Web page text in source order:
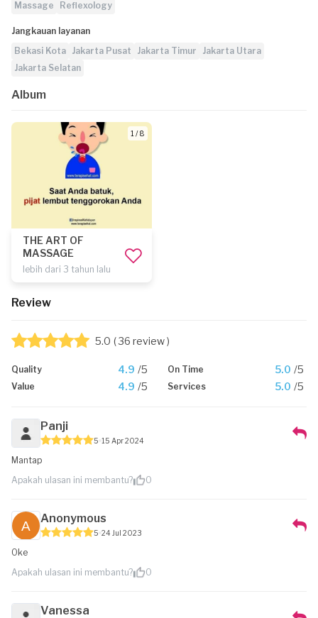
Massage
Reflexology
Jangkauan layanan
Bekasi Kota Jakarta Pusat Jakarta Timur
Jakarta Utara
Jakarta Selatan
Album
1 / 8
THE ART OF
MASSAGE
lebih dari 3 tahun lalu
Review
5.0 ( 36 review )
Quality 4.9 /5 On Time 5.0 /5
Value 4.9 /5 Services 5.0 /5
Panji
5 15 Apr 2024
Mantap
Apakah ulasan ini membantu?
0
Anonymous
5 24 Jul 2023
Oke
Apakah ulasan ini membantu?
0
Vanessa